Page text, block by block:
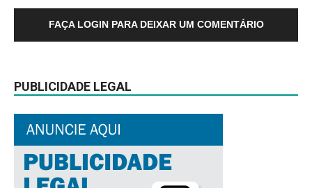
FAÇA LOGIN PARA DEIXAR UM COMENTÁRIO
PUBLICIDADE LEGAL